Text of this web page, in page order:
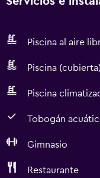
Piscina al aire
Piscina (cubierta)
Piscina
Tobogán
Gimnasio
Restaurante